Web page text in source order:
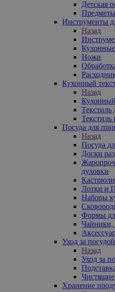
Детская
Инструменты
Назад
Ножи
Кухонный
Назад
Текстиль
Текстиль
Посуда для
Назад
Посуда
Доски
духовки
Лотки и
Наборы
Формы
Чайники,
Уход за посудой
Назад
Уход за
Чистящие
Хранение